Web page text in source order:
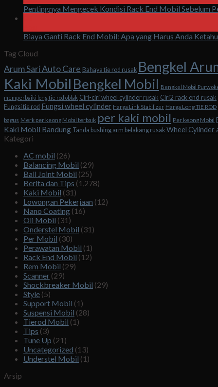
Pentingnya Mengecek Kondisi Rack End Mobil Sebelum
Biaya Ganti Rack End Mobil: Apa yang Harus Anda
Tag Cloud
Arum Sari Auto Care Bahaya tie rod rusak Bengkel
Kaki Mobil Bengkel Mobil Bengkel Mobil
memperbaiki long tie rod oblak Ciri-ciri wheel cylinder rusak Ciri2 rack end rusak
Fungsi tie rod Fungsi wheel cylinder Harga Link Stabilizer Harga Long TIE ROD
bagus Merk per keong Mobil terbaik per kaki mobil Per keong Mobil
Kaki Mobil Bandung Tanda bushing arm belakang rusak Wheel Cylinder
Kategori
AC mobil (26)
Balancing Mobil (29)
Ball Joint Mobil (25)
Berita dan Tips (1,278)
Kaki Mobil (31)
Lowongan Pekerjaan (12)
Nano Coating (16)
Oli Mobil (31)
Onderstel Mobil (31)
Per Mobil (30)
Perawatan Mobil (1)
Rack End Mobil (12)
Rem Mobil (29)
Scanner (29)
Shockbreaker Mobil (29)
Style (5)
Support Mobil (1)
Suspensi Mobil (28)
Tierod Mobil (1)
Tips (3)
Tune Up (21)
Uncategorized (13)
Understel Mobil (1)
Arsip